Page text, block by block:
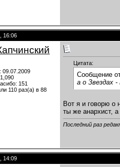
16:06
09.07.2009
151
110 раз(а) в 88
Цитата:
Сообщение
а о Звездах -
Вот я и говорю о
ты же анархист, а
Последний раз
14:09